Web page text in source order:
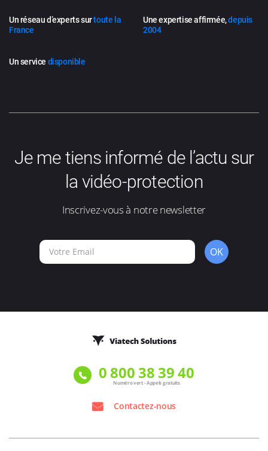
Un réseau d’experts surtoute la
France
Une expertise affirmée,depuis
2004
Un service disponible
Je me tiens informé de l’actu sur
la vidéo-protection
Inscrivez-vous à notre newsletter
OK
0 800 38 39 40
Numéro vert - Appels gratuits
Contactez-nous